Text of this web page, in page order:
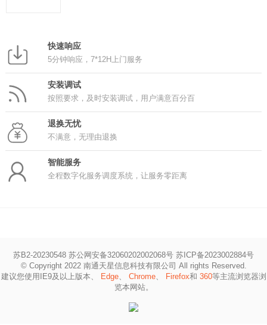
快速响应
5分钟响应，7*12H上门服务
安装调试
按照要求，及时安装调试，用户满意百分百
退换无忧
不满意，无理由退换
智能服务
全程数字化服务调度系统，让服务零距离
苏B2-20230548 苏公网安备32060202002068号 苏ICP备2023002884号
© Copyright 2022 南通天星信息科技有限公司 All rights Reserved.
建议您使用IE9及以上版本、
Edge、 Chrome、 Firefox和 360等主流浏览器浏
览本网站。